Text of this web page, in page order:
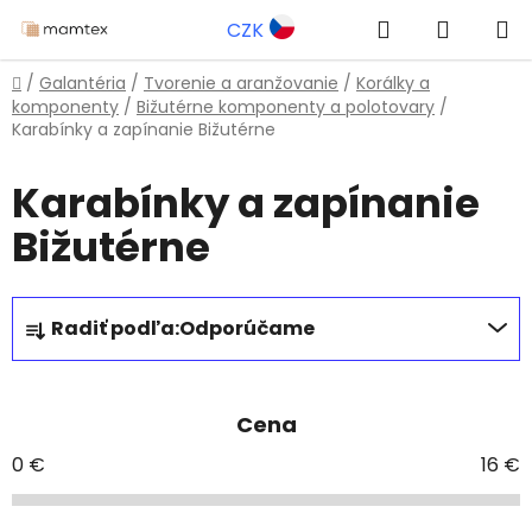
na
obsah
CZK Hľadať
KOŠÍK
Domov
/ Galantéria / Tvorenie a aranžovanie / Korálky a
komponenty / Bižutérne komponenty a polotovary /
Karabínky a zapínanie Bižutérne
Karabínky a zapínanie
Bižutérne
R
a
d
i
e
Radiť podľa:Odporúčame
Cena
0 € 16 €